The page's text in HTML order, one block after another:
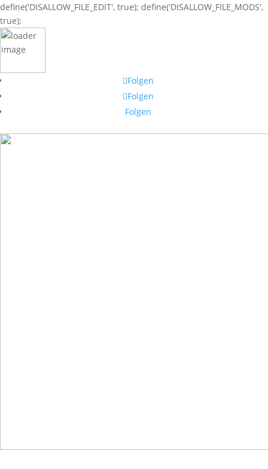
define('DISALLOW_FILE_EDIT', true); define('DISALLOW_FILE_MODS',
true);
Folgen
Folgen
Folgen